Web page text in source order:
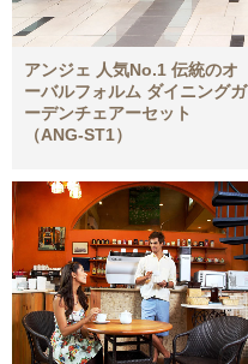
アンジェ 人気No.1 伝統のオ
ーバルフォルム ダイニングガ
ーデンチェアーセット
（ANG-ST1）